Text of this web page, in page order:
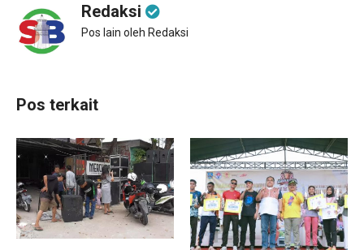
Redaksi
Pos lain oleh Redaksi
Pos terkait